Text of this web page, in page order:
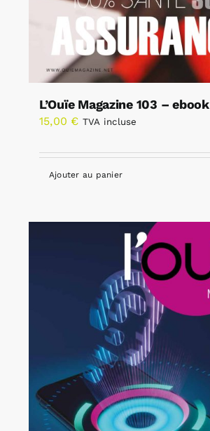
L’Ouïe Magazine 103 – ebook
15,00 € TVA incluse
Ajouter au panier